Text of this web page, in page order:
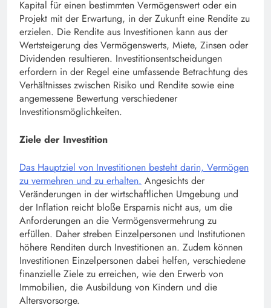
Kapital für einen bestimmten Vermögenswert oder ein
Projekt mit der Erwartung, in der Zukunft eine Rendite zu
erzielen. Die Rendite aus Investitionen kann aus der
Wertsteigerung des Vermögenswerts, Miete, Zinsen oder
Dividenden resultieren. Investitionsentscheidungen
erfordern in der Regel eine umfassende Betrachtung des
Verhältnisses zwischen Risiko und Rendite sowie eine
angemessene Bewertung verschiedener
Investitionsmöglichkeiten.
Ziele der Investition
Das Hauptziel von Investitionen besteht darin, Vermögen
zu vermehren und zu erhalten. Angesichts der
Veränderungen in der wirtschaftlichen Umgebung und
der Inflation reicht bloße Ersparnis nicht aus, um die
Anforderungen an die Vermögensvermehrung zu
erfüllen. Daher streben Einzelpersonen und Institutionen
höhere Renditen durch Investitionen an. Zudem können
Investitionen Einzelpersonen dabei helfen, verschiedene
finanzielle Ziele zu erreichen, wie den Erwerb von
Immobilien, die Ausbildung von Kindern und die
Altersvorsorge.